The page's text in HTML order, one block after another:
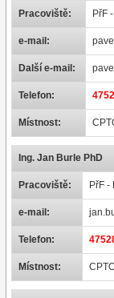
Pracoviště: PřF
e-mail:
Další e-mail:
Telefon:
Místnost:
Ing. Jan Burle PhD
Pracoviště: PřF
e-mail:
Telefon:
Místnost: